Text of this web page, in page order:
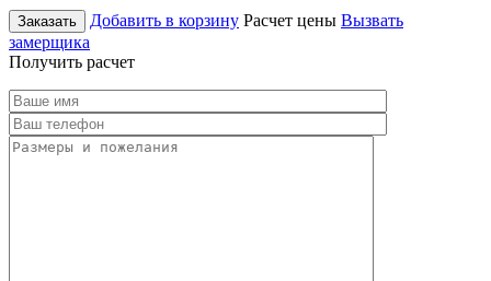
Заказать Добавить в корзину Расчет цены Вызвать
замерщика
Получить расчет